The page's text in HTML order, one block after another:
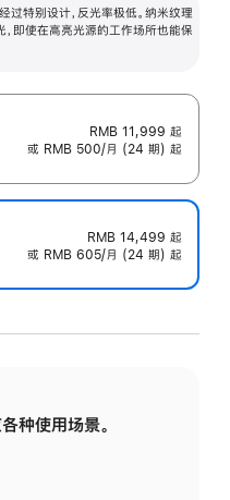
过特别设计，反光率极低。纳米纹理
即使在高亮光源的工作场所也能保
RMB 11,999 起
或 RMB 500/月 (24 期) 起
RMB 14,499 起
或 RMB 605/月 (24 期) 起
种使用场景。